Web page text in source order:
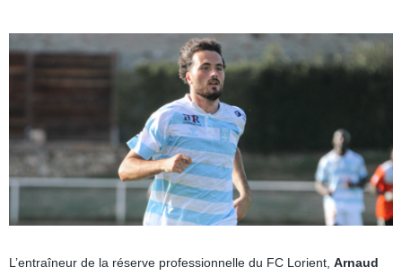
L’entraîneur de la réserve professionnelle du FC Lorient Arnaud